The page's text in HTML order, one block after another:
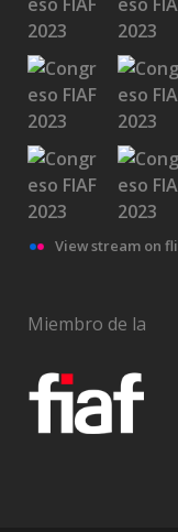
View stream on
Miembro de la